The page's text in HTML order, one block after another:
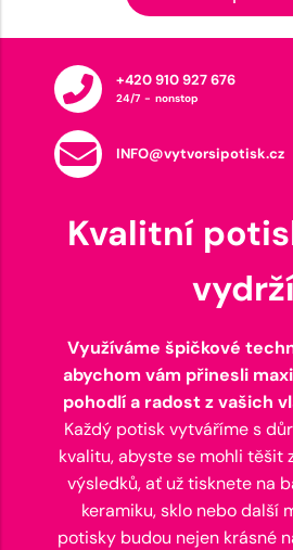
+420 910 927 676
24/7 - nonstop
INFO@vytvorsipotisk.cz
Kvalitní
vydrží
Využíváme špičkové
abychom vám přinesli
pohodlí a radost z vašich
Každý potisk vytváříme s
kvalitu, abyste se mohli těšit
výsledků, ať už tisknete na
keramiku, sklo nebo další
potisky budou nejen krásné